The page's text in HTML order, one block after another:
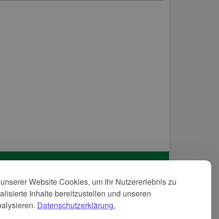
Website Cookies, um Ihr Nutzererlebnis zu
Inhalte bereitzustellen und unseren
Datenschutzerklärung.